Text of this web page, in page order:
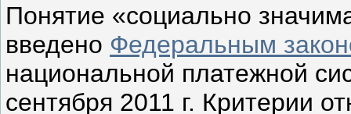
Понятие «социально
введено Федеральным
нацио­нальной платежной
сентября 2011 г. Критерии